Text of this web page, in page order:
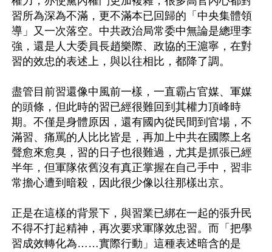
習所為深為不滿，更不滿本已回歸的「中央集體領
導」又一次落空。中共政治局常委中無論是總理李
強，還是人大委員長趙樂際、政協的王滬寧，在對
習的效忠的表述上，與以往相比，都降了調。
盡管目前習還像中風前一樣，一直霸占官媒、軍媒
的頭條，但此時的習已經很難回到其權力頂峰時
期。不僅是身體原因，還有國內從民間到官場，不
滿習、痛罵的人比比皆是，再加上中共在國際上名
聲愈來愈臭，習的日子也很難過，尤其是抓張已經
半年，但軍隊依舊沒有真正掌握在自己手中，習非
常擔心遭到暗殺，因此很少像以往那樣出京。
正是在這樣的背景下，與習業已綁在一起的張升民
不得不打起精神，再次要求軍隊效忠習。而「把學
習成效轉化為……實際行動」這種表述暗含的是